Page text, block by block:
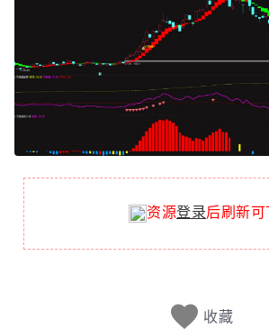
资源登录后刷新
收藏